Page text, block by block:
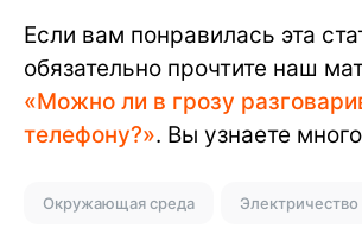
Если вам понравилась эта
обязательно прочтите наш
«Можно ли в грозу
телефону?». Вы узнаете
Окружающая среда Электричество